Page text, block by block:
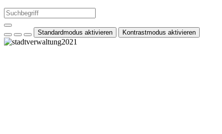
Standardmodus aktivieren Kontrastmodus aktivieren